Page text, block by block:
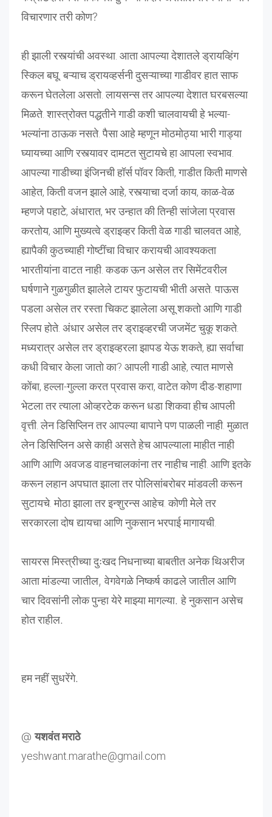
विचारणारतरीकोण?
ही झाली रस्त्यांची अवस्था. आता आपल्या देशातले ड्रायव्हिंग
स्किल बघू. बऱ्याच ड्रायव्हर्सनी दुसऱ्याच्या गाडीवर हात साफ
करून घेतलेला असतो. लायसन्स तर आपल्या देशात घरबसल्या
मिळते. शास्त्रोक्त पद्धतीने गाडी कशी चालवायची हे भल्या-
भल्यांना ठाऊक नसते. पैसा आहे म्हणून मोठमोठ्या भारी गाड्या
घ्यायच्या आणि रस्त्यावर दामटत सुटायचे हा आपला स्वभाव.
आपल्या गाडीच्या इंजिनची हॉर्स पॉवर किती, गाडीत किती माणसे
आहेत, किती वजन झाले आहे, रस्त्याचा दर्जा काय, काळ-वेळ
म्हणजे पहाटे, अंधारात, भर उन्हात की तिन्ही सांजेला प्रवास
करतोय, आणि मुख्यत्वे ड्राइव्हर किती वेळ गाडी चालवत आहे,
ह्यापैकी कुठच्याही गोष्टींचा विचार करायची आवश्यकता
भारतीयांना वाटत नाही. कडक ऊन असेल तर सिमेंटवरील
घर्षणाने गुळगुळीत झालेले टायर फुटायची भीती असते. पाऊस
पडला असेल तर रस्ता चिकट झालेला असू शकतो आणि गाडी
स्लिप होते. अंधार असेल तर ड्राइव्हरची जजमेंट चुकू शकते.
मध्यरात्र असेल तर ड्राइव्हरला झापड येऊ शकते, ह्या सर्वाचा
कधी विचार केला जातो का? आपली गाडी आहे, त्यात माणसे
कोंबा, हल्ला-गुल्ला करत प्रवास करा, वाटेत कोण दीड-शहाणा
भेटला तर त्याला ओव्हरटेक करून धडा शिकवा हीच आपली
वृत्ती. लेन डिसिप्लिन तर आपल्या बापाने पण पाळली नाही. मुळात
लेन डिसिप्लिन असे काही असते हेच आपल्याला माहीत नाही
आणि आणि अवजड वाहनचालकांना तर नाहीच नाही. आणि इतके
करून लहान अपघात झाला तर पोलिसांबरोबर मांडवली करून
सुटायचे. मोठा झाला तर इन्शुरन्स आहेच. कोणी मेले तर
सरकारला दोष द्यायचा आणि नुकसान भरपाई मागायची.
सायरसमिस्त्रीच्यादुःखदनिधनाच्याबाबतीतअनेकथिअरीज
आतामांडल्याजातील,वेगवेगळेनिष्कर्षकाढलेजातीलआणि
चारदिवसांनीलोकपुन्हायेरेमाझ्यामागल्या.हेनुकसानअसेच
होतराहील.
हमनहींसुधरेंगे.
@यशवंतमराठे
yeshwant.marathe@gmail.com